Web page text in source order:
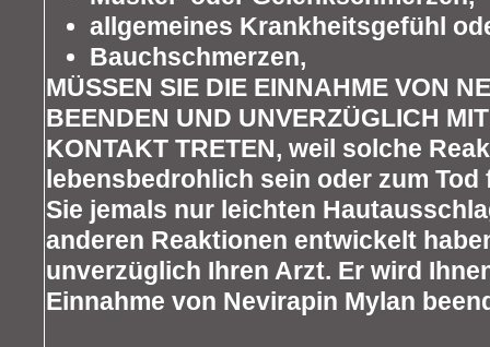
allgemeines Krankheitsgefühl
Bauchschmerzen,
MÜSSEN SIE DIE EINNAHME VON
BEENDEN UND UNVERZÜGLICH
KONTAKT TRETEN, weil solche
lebensbedrohlich sein oder zum
Sie jemals nur leichten
anderen Reaktionen entwickelt
unverzüglich Ihren Arzt. Er wird
Einnahme von Nevirapin Mylan